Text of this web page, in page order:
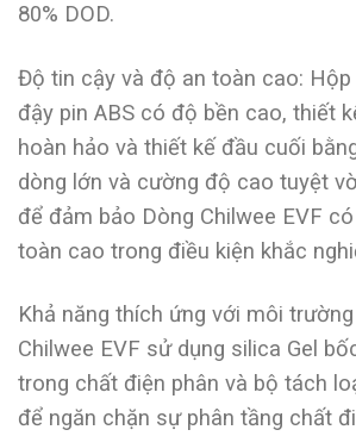
80% DOD.
Độ tin cậy và độ an toàn cao: Hộp
đậy pin ABS có độ bền cao, thiết
hoàn hảo và thiết kế đầu cuối
dòng lớn và cường độ cao tuyệt
để đảm bảo Dòng Chilwee EVF
toàn cao trong điều kiện khắc
Khả năng thích ứng với môi
Chilwee EVF sử dụng silica Gel
trong chất điện phân và bộ tách
để ngăn chặn sự phân tầng chất